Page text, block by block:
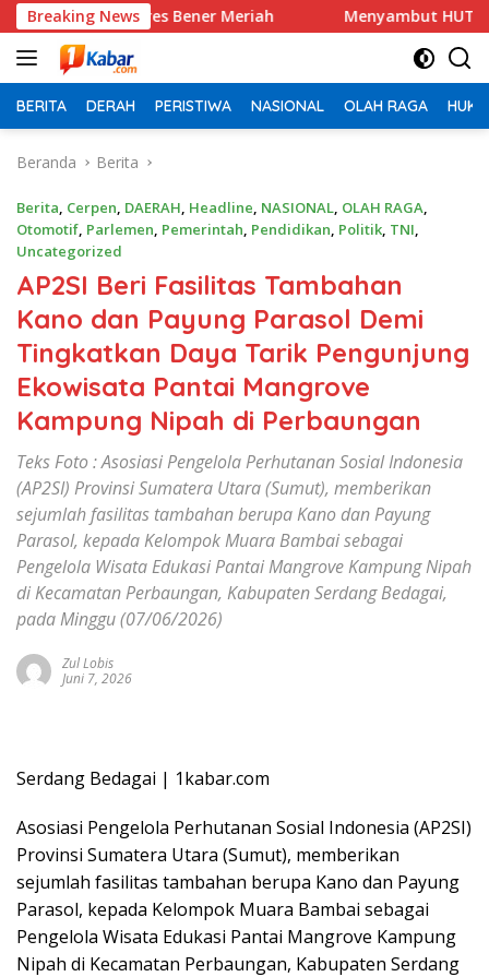
Langsung
ke
konten
Breaking News
Bener Meriah Menyambut HUT RI Ke-81 PTPN
BERITA DERAH PERISTIWA NASIONAL OLAH RAGA
Beranda Berita
Berita, Cerpen, DAERAH, Headline, NASIONAL, OLAH RAGA,
Otomotif, Parlemen, Pemerintah, Pendidikan, Politik, TNI,
Uncategorized
AP2SI Beri Fasilitas Tambahan
Kano dan Payung Parasol Demi
Tingkatkan Daya Tarik Pengunjung
Ekowisata Pantai Mangrove
Kampung Nipah di Perbaungan
Teks Foto : Asosiasi Pengelola Perhutanan Sosial Indonesia
(AP2SI) Provinsi Sumatera Utara (Sumut), memberikan
sejumlah fasilitas tambahan berupa Kano dan Payung
Parasol, kepada Kelompok Muara Bambai sebagai
Pengelola Wisata Edukasi Pantai Mangrove Kampung Nipah
di Kecamatan Perbaungan, Kabupaten Serdang Bedagai,
pada Minggu (07/06/2026)
Zul Lobis
Juni 7, 2026
Serdang Bedagai | 1kabar.com
Asosiasi Pengelola Perhutanan Sosial Indonesia (AP2SI)
Provinsi Sumatera Utara (Sumut), memberikan
sejumlah fasilitas tambahan berupa Kano dan Payung
Parasol, kepada Kelompok Muara Bambai sebagai
Pengelola Wisata Edukasi Pantai Mangrove Kampung
Nipah di Kecamatan Perbaungan, Kabupaten Serdang